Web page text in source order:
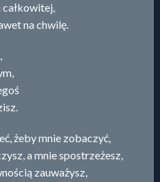
całkowitej,
na chwilę.
żeby mnie zobaczyć,
a mnie spostrzeżesz,
zauważysz,